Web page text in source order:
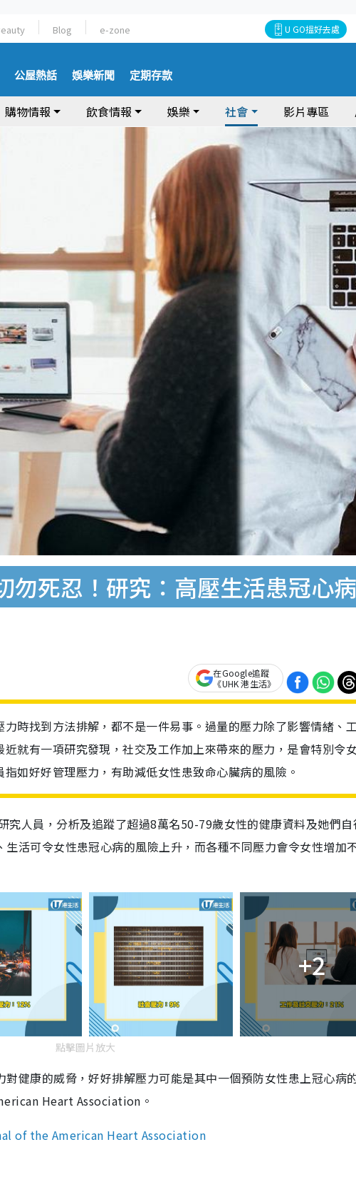
Blog e-zone U GO搵好去處
公屋熱話 娛樂新聞 定期存款
購物情報 飲食情報 娛樂 社會 影片專區
勿死忍！研究：高壓生活患冠心
在Google追蹤
《UHK 港生活》
時找到方法排解，都不是一件易事。過量的壓力除了影響情緒、
就有一項研究發現，社交及工作加上來帶來的壓力，是會特別令
如好好管理壓力，有助減低女性患致命心臟病的風險。
人員，分析及追蹤了超過8萬名50-79歲女性的健康資料及她們自
活可令女性患冠心病的風險上升，而各種不同壓力會令女性增加
+2
點擊圖片放大
健康的威脅，好好排解壓力可能是其中一個預防女性患上冠心病
Heart Association。
of the American Heart Association